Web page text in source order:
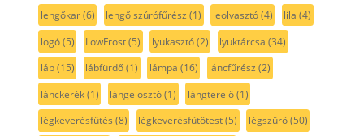
lengőkar(6) lengő szúrófűrész (1) leolvasztó(4) lila (4)
logó(5) LowFrost(5) lyukasztó(2) lyuktárcsa (34)
láb(15) lábfürdő(1) lámpa (16) láncfűrész (2)
lánckerék(1) lángelosztó(1) lángterelő(1)
légkeverésfűtés (8) légkeverésfűtőtest(5) légszűrő(50)